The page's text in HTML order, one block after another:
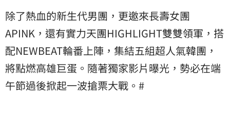
除了熱血的新生代男團，更邀來長壽女團
APINK，還有實力天團HIGHLIGHT雙雙領軍，搭
配NEWBEAT輪番上陣，集結五組超人氣韓團，
將點燃高雄巨蛋。隨著獨家影片曝光，勢必在端
午節過後掀起一波搶票大戰。#